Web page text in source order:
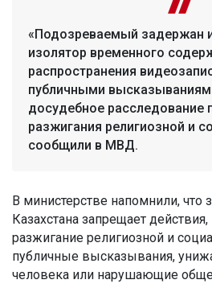
«Подозреваемый задержан
изолятор временного
распространения
публичными
досудебное расследование
разжигания религиозной и
сообщили в МВД.
В министерстве напомнили, что
Казахстана запрещает
разжигание религиозной и
публичные высказывания,
человека или нарушающие